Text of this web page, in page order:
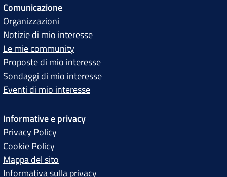
Comunicazione
Organizzazioni
Notizie di mio interesse
Le mie community
Proposte di mio interesse
Sondaggi di mio interesse
Eventi di mio interesse
Informative e privacy
Privacy Policy
Cookie Policy
Mappa del sito
Informativa sulla privacy